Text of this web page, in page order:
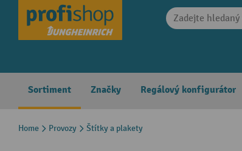
Skip to main navigation
Sortiment Značky Regálový konfigurátor
Home Provozy Štítky a plakety